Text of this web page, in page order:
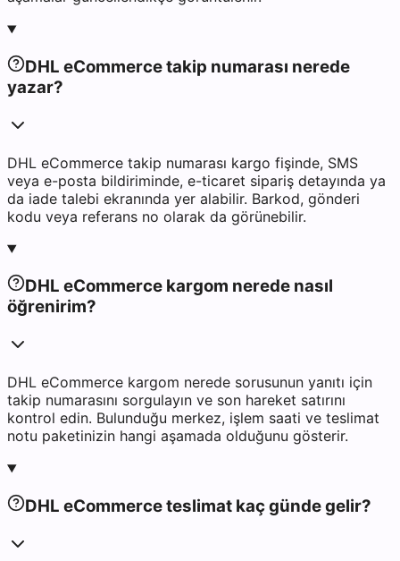
DHL eCommerce takip numarası nerede
yazar?
DHL eCommerce takip numarası kargo fişinde, SMS
veya e-posta bildiriminde, e-ticaret sipariş detayında ya
da iade talebi ekranında yer alabilir. Barkod, gönderi
kodu veya referans no olarak da görünebilir.
DHL eCommerce kargom nerede nasıl
öğrenirim?
DHL eCommerce kargom nerede sorusunun yanıtı için
takip numarasını sorgulayın ve son hareket satırını
kontrol edin. Bulunduğu merkez, işlem saati ve teslimat
notu paketinizin hangi aşamada olduğunu gösterir.
DHL eCommerce teslimat kaç günde gelir?